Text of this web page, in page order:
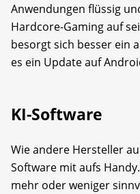
Anwendungen flüssig
Hardcore-Gaming auf
besorgt sich besser ein
es ein Update auf
KI-Software
Wie andere Hersteller
Software mit aufs
mehr oder weniger